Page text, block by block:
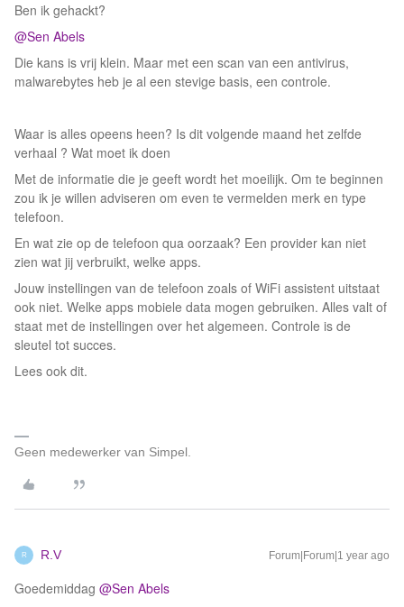
Ben ik gehackt?
@Sen Abels
Die kans is vrij klein. Maar met een scan van een antivirus,
malwarebytes heb je al een stevige basis, een controle.
Waar is alles opeens heen? Is dit volgende maand het zelfde
verhaal ? Wat moet ik doen
Met de informatie die je geeft wordt het moeilijk. Om te beginnen
zou ik je willen adviseren om even te vermelden merk en type
telefoon.
En wat zie op de telefoon qua oorzaak? Een provider kan niet
zien wat jij verbruikt, welke apps.
Jouw instellingen van de telefoon zoals of WiFi assistent uitstaat
ook niet. Welke apps mobiele data mogen gebruiken. Alles valt of
staat met de instellingen over het algemeen. Controle is de
sleutel tot succes.
Lees ook dit.
Geen medewerker van Simpel.
R R.V Forum|Forum|1 year ago
Goedemiddag ​ @Sen Abels